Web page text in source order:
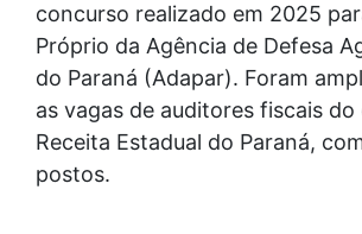
concurso realizado em 2025
Próprio da Agência de Defesa
do Paraná (Adapar). Foram
as vagas de auditores fiscais
Receita Estadual do Paraná,
postos.